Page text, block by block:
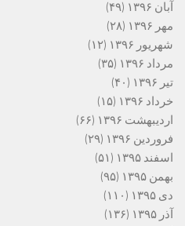
آبان ۱۳۹۶
(۴۹)
مهر ۱۳۹۶
(۲۸)
شهریور ۱۳۹۶
(۱۲)
مرداد ۱۳۹۶
(۳۵)
تیر ۱۳۹۶
(۴۰)
خرداد ۱۳۹۶
(۱۵)
اردیبهشت ۱۳۹۶
(۶۶)
فروردین ۱۳۹۶
(۲۹)
اسفند ۱۳۹۵
(۵۱)
بهمن ۱۳۹۵
(۹۵)
دی ۱۳۹۵
(۱۱۰)
آذر ۱۳۹۵
(۱۳۶)